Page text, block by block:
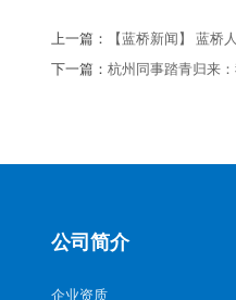
上一篇：
【蓝桥新闻】 蓝桥
下一篇： 杭州同事踏青归来
公司简介
企业资质